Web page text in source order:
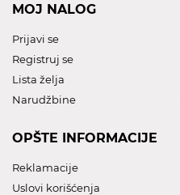
MOJ NALOG
Prijavi se
Registruj se
Lista želja
Narudžbine
OPŠTE INFORMACIJE
Reklamacije
Uslovi korišćenja